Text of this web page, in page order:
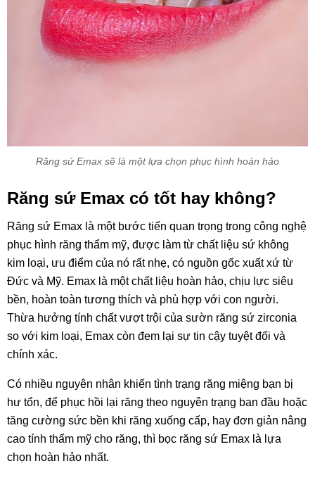
Răng sứ Emax sẽ là một lựa chọn phục hình hoàn hảo
Răng sứ Emax có tốt hay không?
Răng sứ Emax là một bước tiến quan trọng trong công nghệ
phục hình răng thẩm mỹ, được làm từ chất liệu sứ không
kim loại, ưu điểm của nó rất nhẹ, có nguồn gốc xuất xứ từ
Đức và Mỹ. Emax là một chất liệu hoàn hảo, chịu lực siêu
bền, hoàn toàn tương thích và phù hợp với con người.
Thừa hưởng tính chất vượt trội của sườn răng sứ zirconia
so với kim loại, Emax còn đem lại sự tin cậy tuyệt đối và
chính xác.
Có nhiều nguyên nhân khiến tình trạng răng miệng bạn bị
hư tổn, để phục hồi lại răng theo nguyên trạng ban đầu hoặc
tăng cường sức bền khi răng xuống cấp, hay đơn giản nâng
cao tính thẩm mỹ cho răng, thì bọc răng sứ Emax là lựa
chọn hoàn hảo nhất.